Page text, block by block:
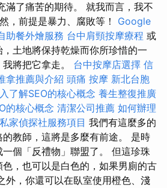
滿了痛苦的期待。 就我而言，我不
，前提是暴力、腐敗等！ Google
助餐外燴服務 台中肩頸按摩療程 或
土地將保持乾燥而你所珍惜的一
將把它拿走。 台中按摩店選擇 信
拿推薦與介紹 頭痛 按摩 新北台胞
了解SEO的核心概念 養生整復推廣
的核心概念 清潔公司推薦 如何辦理
私家偵探社服務項目 我們有這麼多的
教師，這將是多麼有前途。 是時
個「反禮物」聯盟了。 但這珍珠
，也可以是白色的，如果男廁的古
外，你還可以在臥室使用橙色、淺